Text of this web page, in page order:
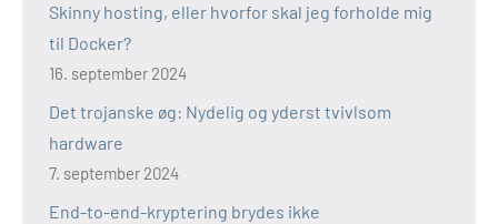
Skinny hosting, eller hvorfor skal jeg forholde mig
til Docker?
16. september 2024
Det trojanske øg: Nydelig og yderst tvivlsom
hardware
7. september 2024
End-to-end-kryptering brydes ikke